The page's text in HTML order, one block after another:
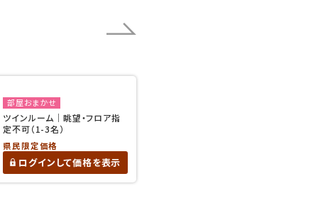
部屋おまかせ
ツインルーム｜眺望・フロア指
定不可（1-3名）
県民限定価格
ログインして価格を表示